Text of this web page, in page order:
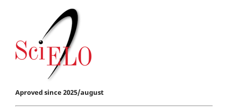
Aproved since 2025/august